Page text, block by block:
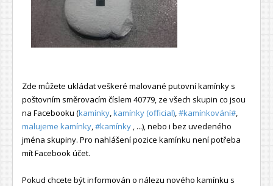
Zde můžete ukládat veškeré malované putovní kamínky s
poštovním směrovacím číslem 40779, ze všech skupin co jsou
na Facebooku (kamínky kamínky (official) #kamínkování#
malujeme kamínky #kamínky , ...), nebo i bez uvedeného
jména skupiny. Pro nahlášení pozice kamínku není potřeba
mít Facebook účet.
Pokud chcete být informován o nálezu nového kamínku s